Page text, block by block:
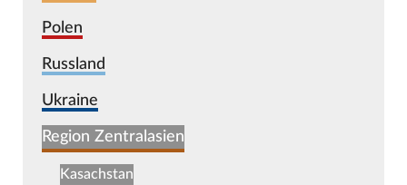
Polen
Russland
Ukraine
Region Zentralasien
Kasachstan